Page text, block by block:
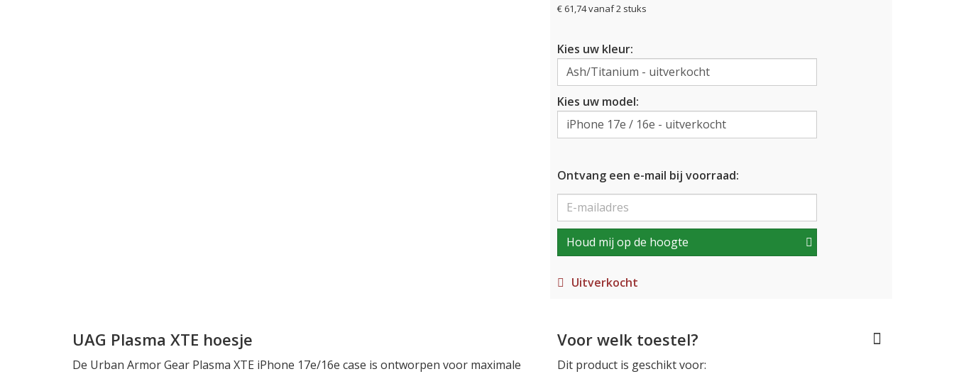
€ 61,74 vanaf 2 stuks
Kies uw kleur:
Kies uw model:
Ontvang een e-mail bij voorraad:
Houd mij op de hoogte
Uitverkocht
UAG Plasma XTE hoesje
De Urban Armor Gear Plasma XTE iPhone 17e/16e case is ontworpen voor maximale
Voor welk toestel?
Dit product is geschikt voor: